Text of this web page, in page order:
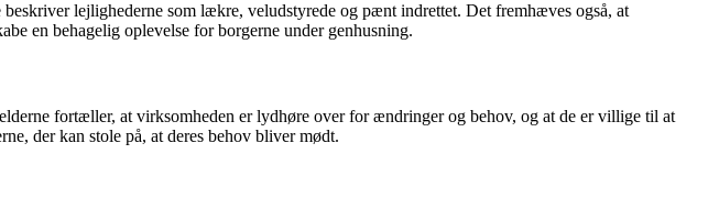
lejlighederne som lækre, veludstyrede og pænt indrettet. Det fremhæves også, at
en behagelig oplevelse for borgerne under genhusning.
fortæller, at virksomheden er lydhøre over for ændringer og behov, og at de er villige til at
der kan stole på, at deres behov bliver mødt.